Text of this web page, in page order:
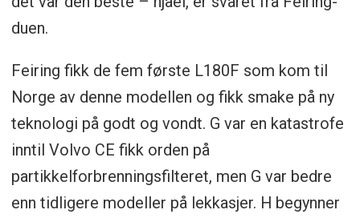
duen.
Feiring fikk de fem første L180F som kom til
Norge av denne modellen og fikk smake på ny
teknologi på godt og vondt. G var en katastrofe
inntil Volvo CE fikk orden på
partikkelforbrenningsfilteret, men G var bedre
enn tidligere modeller på lekkasjer. H begynner